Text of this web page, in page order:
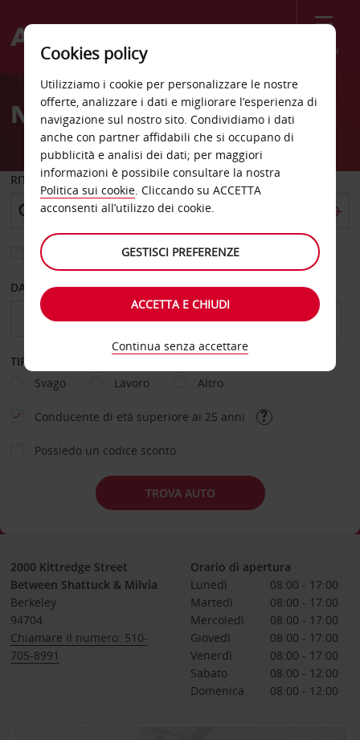
Menù
Welcome
AvisNoleggio auto Berkeley
RITIRO DA
Scegli una località di riconsegna diversa
DAL GIORNO AL GIORNO
TIPOLOGIA DI NOLEGGIO
Svago
Lavoro Altro
Conducente di età superiore ai 25 anni
Possiedo un codice sconto
TROVA AUTO
2000 Kittredge Street
Between Shattuck & Milvia
Berkeley
94704
Chiamare il numero: 510-
705-8991
Orario di apertura
Lunedì
08:00 - 17:00
Martedì
08:00 - 17:00
Mercoledì
08:00 - 17:00
Giovedì
08:00 - 17:00
Venerdì
08:00 - 17:00
Sabato
08:00 - 12:00
Domenica
08:00 - 12:00
Cookies policy
Utilizziamo i cookie per personalizzare le nostre
offerte, analizzare i dati e migliorare l’esperienza di
navigazione sul nostro sito. Condividiamo i dati
anche con partner affidabili che si occupano di
pubblicità e analisi dei dati; per maggiori
informazioni è possibile consultare la nostra
Politica sui cookie. Cliccando su ACCETTA
acconsenti all’utilizzo dei cookie.
GESTISCI PREFERENZE
ACCETTA E CHIUDI
Continua senza accettare